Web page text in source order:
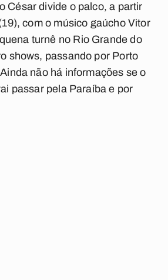
César divide o palco, a partir
com o músico gaúcho Vitor
turnê no Rio Grande do
shows, passando por Porto
não há informações se o
passar pela Paraíba e por